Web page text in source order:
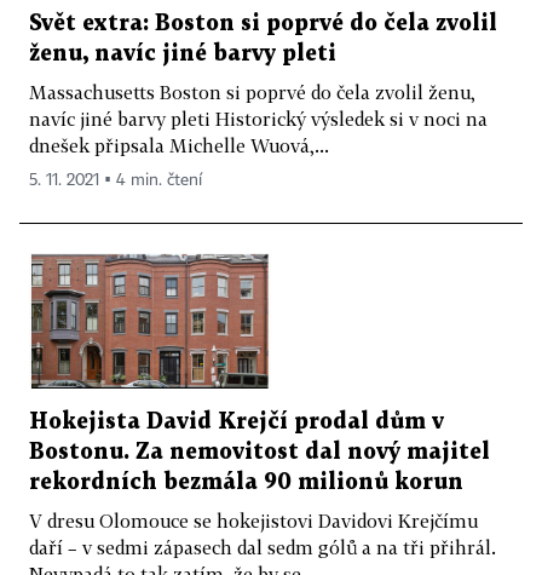
Svět extra: Boston si poprvé do čela zvolil
ženu, navíc jiné barvy pleti
Massachusetts Boston si poprvé do čela zvolil ženu,
navíc jiné barvy pleti Historický výsledek si v noci na
dnešek připsala Michelle Wuová,...
5. 11. 2021 ▪ 4 min. čtení
Hokejista David Krejčí prodal dům v
Bostonu. Za nemovitost dal nový majitel
rekordních bezmála 90 milionů korun
V dresu Olomouce se hokejistovi Davidovi Krejčímu
daří – v sedmi zápasech dal sedm gólů a na tři přihrál.